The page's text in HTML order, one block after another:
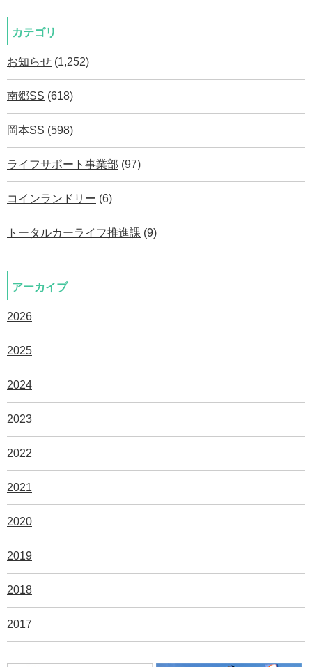
カテゴリ
お知らせ (1,252)
南郷SS (618)
岡本SS (598)
ライフサポート事業部 (97)
コインランドリー (6)
トータルカーライフ推進課 (9)
アーカイブ
2026
2025
2024
2023
2022
2021
2020
2019
2018
2017